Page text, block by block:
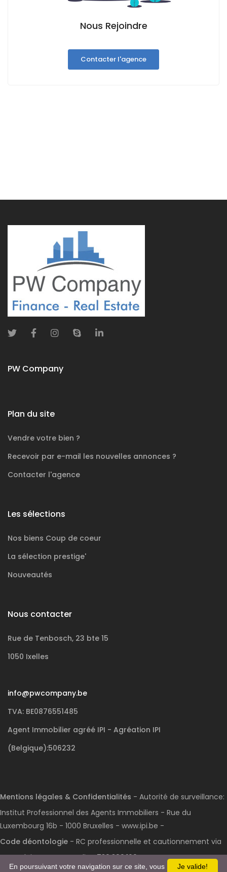
Nous Rejoindre
Contacter l'agence
PW Company
Plan du site
Vendre votre bien ?
Recevoir par e-mail les nouvelles annonces ?
Contacter l'agence
Les sélections
Nos biens Coup de coeur
La sélection prestige'
Nouveautés
Nous contacter
Rue de Tenbosch, 23 bte 15
1050 Ixelles
info@pwcompany.be
TVA: BE0876551485
Agent Immobilier agréé IPI - Agréation IPI
(Belgique):506232
Mentions légales & Confidentialités - Autorité de surveillance:
Institut Professionnel des Agents Immobiliers - Rue du
Luxembourg 16b - 1000 Bruxelles - www.ipi.be -
Code déontologie - RC professionnelle et cautionnement via
AXA Belgium S.A. : n° police 730.390.160
Je valide!
En poursuivant votre navigation sur ce site, vous